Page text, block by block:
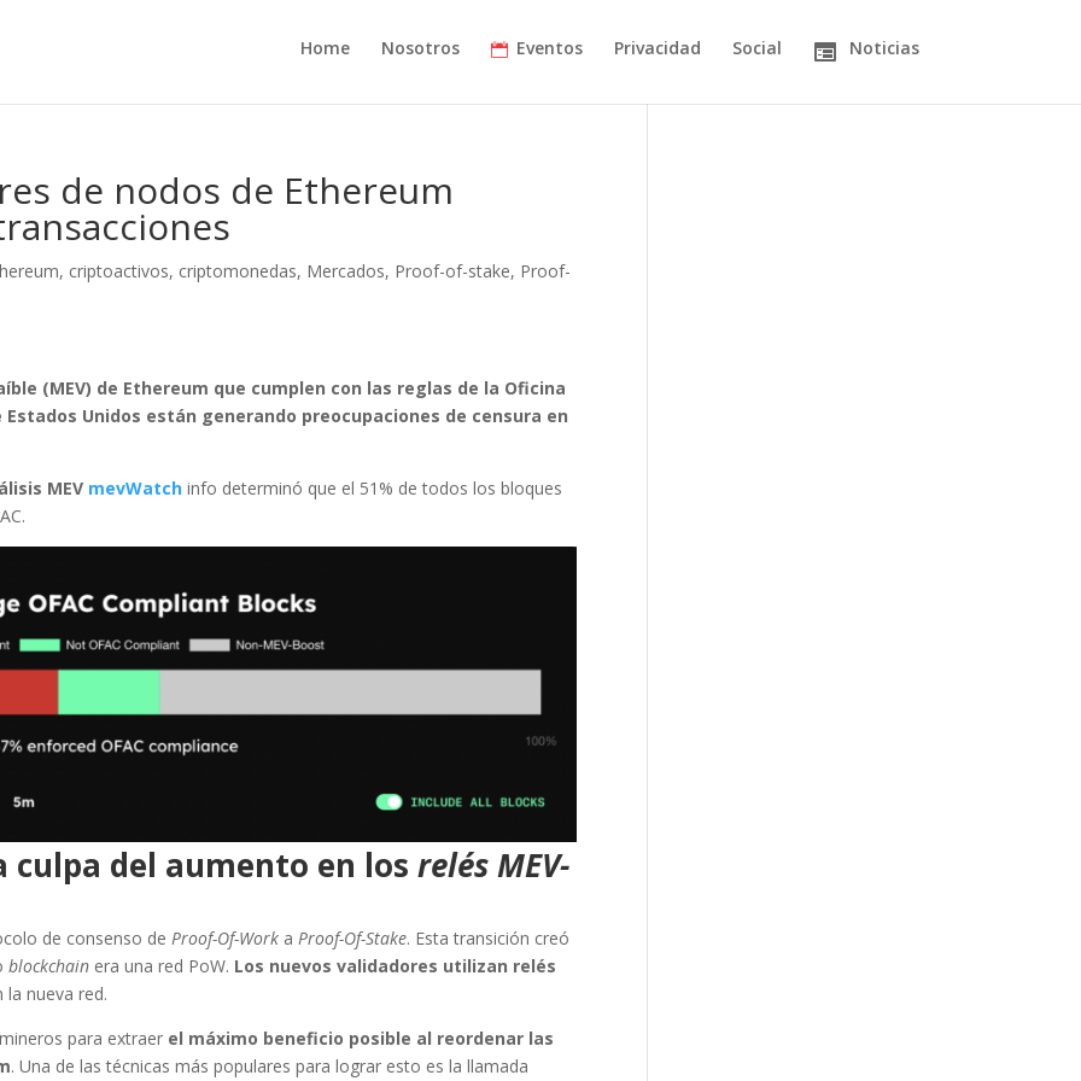
Home Nosotros Eventos Privacidad Social Noticias
de nodos de Ethereum
, criptoactivos, criptomonedas, Mercados, Proof-of-stake, Proof-
(MEV) de Ethereum que cumplen con las reglas de la Oficina
Unidos están generando preocupaciones de censura en
MEV mevWatch info determinó que el 51% de todos los bloques
culpa del aumento en losrelés MEV-
de consenso deProof-Of-Work aProof-Of-Stake. Esta transición creó
blockchain era una red PoW. Los nuevos validadores utilizan relés
nueva red.
para extraer el máximo beneficio posible al reordenar las
. Una de las técnicas más populares para lograr esto es la llamada